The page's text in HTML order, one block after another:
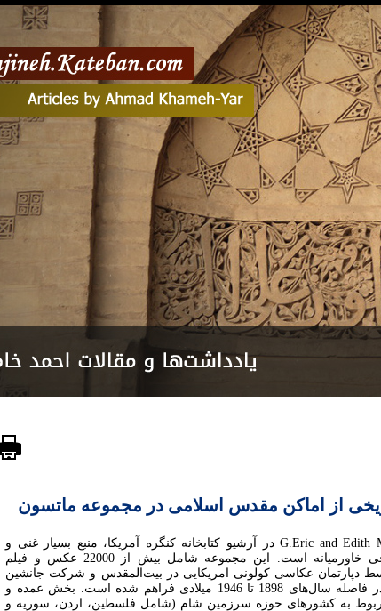
از اماکن مقدس اسلامی در مجموعه ماتسون
مجموعه G.Eric and Edith Matson photograph در آرشیو کتابخانه کنگره آمریکا، منبع بسیار غنی و
ارزشمندی از عکس‌های تاریخی خاورمیانه است. این مجموعه شامل بیش از 22000 عکس و فیلم
دپارتمان عکاسی کولونی امریکایی در بیت‌المقدس و شرکت جانشین
آن خدمات عکاسی ماتسون، در فاصله سال‌های 1898 تا 1946 میلادی فراهم شده است. بخش عمده و
به کشورهای حوزه سرزمین شام (شامل فلسطین، اردن، سوریه و